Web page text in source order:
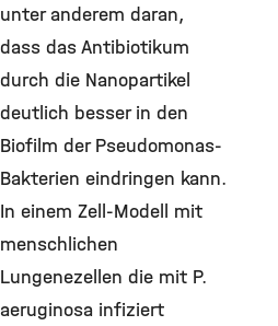
unter anderem daran,
dass das Antibiotikum
durch die Nanopartikel
deutlich besser in den
Biofilm der Pseudomonas-
Bakterien eindringen kann.
In einem Zell-Modell mit
menschlichen
Lungenezellen die mit P.
aeruginosa infiziert